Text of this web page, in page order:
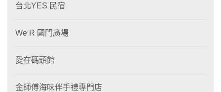
台北YES 民宿
We R 國門廣場
愛在碼頭館
金師傅海味伴手禮專門店